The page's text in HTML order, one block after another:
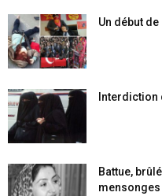
Un début
Interdiction
Battue,
mensonges